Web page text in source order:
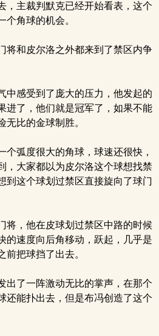
，主裁判默克已经开始看表，这个
个角球的机会。
和皮尔洛之外都来到了禁区内争
感受到了庞大的压力，他发起的
进了，他们就是冠军了，如果不能
无比的金球制胜。
弧度很大的角球，球速还很快，
，大家都以为皮尔洛这个球想找禁
到这个球划过禁区直接旋向了球门
，他在皮球划过禁区中路的时候
的速度向后角移动，跃起，几乎是
前把球挡了出去。
了一阵激动无比的掌声，在那个
还能扑出去，但是布冯创造了这个